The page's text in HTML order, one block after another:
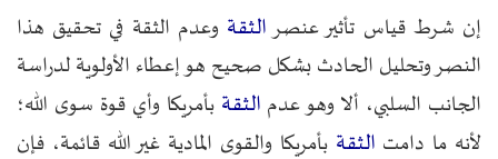
إن شرط قياس تأثير عنصرالثقة وعدم الثقة في تحقيق هذا
النصر وتحليل الحادث بشكل صحيح هو إعطاء الأولوية لدراسة
الجانب السلبي، ألا وهو عدم الثقة بأمريكا وأي قوة سوى الله؛
لأنه ما دامت الثقة بأمريكا والقوى المادية غير الله قائمة، فإن